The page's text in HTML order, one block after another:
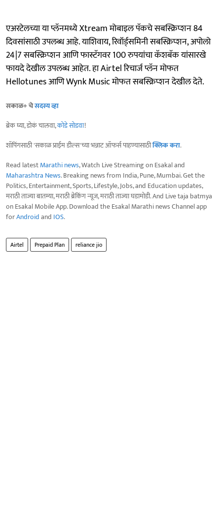
एअरटेलच्या या प्लॅनमध्ये Xtream मोबाइल पॅकचे सबस्क्रिप्शन 84
दिवसांसाठी उपलब्ध आहे. याशिवाय, रिवॉर्ड्समिनी सबस्क्रिप्शन, अपोलो
24|7 सबस्क्रिप्शन आणि फास्टॅगवर 100 रुपयांचा कॅशबॅक यांसारखे
फायदे देखील उपलब्ध आहेत. हा Airtel रिचार्ज प्लॅन मोफत
Hellotunes आणि Wynk Music मोफत सबस्क्रिप्शन देखील देते.
सकाळ+ चेसदस्य व्हा
ब्रेक घ्या, डोकं चालवा,कोडे सोडवा!
शॉपिंगसाठी 'सकाळ प्राईम डील्स'च्या भन्नाट ऑफर्स पाहण्यासाठीक्लिक करा.
Read latestMarathi news, Watch Live Streaming on Esakal and
Maharashtra News. Breaking news from India, Pune, Mumbai. Get the
Politics, Entertainment, Sports, Lifestyle, Jobs, and Education updates,
मराठी ताज्या बातम्या, मराठी ब्रेकिंग न्यूज, मराठी ताज्या घडामोडी. And Live taja batmya
on Esakal Mobile App. Download the Esakal Marathi news Channel app
forAndroidand IOS.
Airtel Prepaid Plan reliance jio